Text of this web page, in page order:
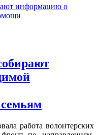
работа волонтерских